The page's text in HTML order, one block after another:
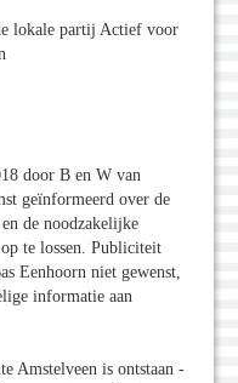
lokale partij Actief voor
door B en W van
geïnformeerd over de
de noodzakelijke
te lossen. Publiciteit
Eenhoorn niet gewenst,
informatie aan
Amstelveen is ontstaan -